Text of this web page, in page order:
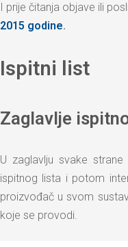
I prije čitanja objave ili
2015 godine.
Ispitni list
Zaglavlje
U zaglavlju svake
ispitnog lista i potom
proizvođač u svom
koje se provodi.